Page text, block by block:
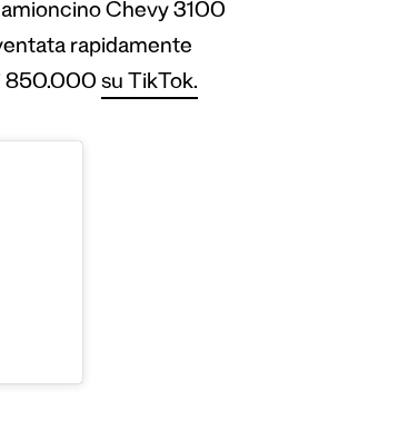
Chevy 3100
rapidamente
850.000 su TikTok.